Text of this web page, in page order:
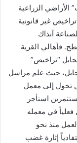
الزراعية
غير قانونية
آنذاك
فأهالي القرية
“تراخيص”
حيث علم مراسل
تحول إلى معمل
استأجر
في معمله
منذ نحو
إثارة غضب